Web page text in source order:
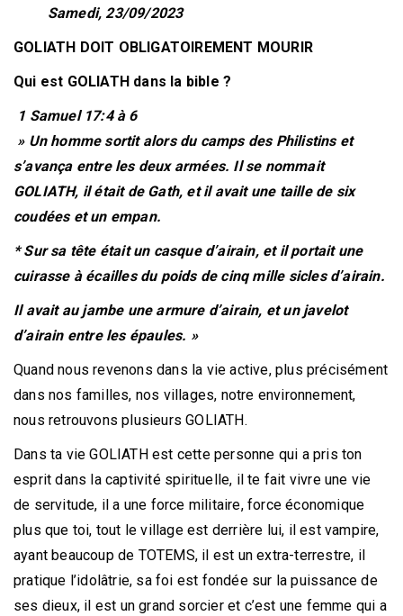
Samedi, 23/09/2023
GOLIATH DOIT OBLIGATOIREMENT MOURIR
Qui est GOLIATH dans la bible ?
1 Samuel 17:4 à 6
» Un homme sortit alors du camps des Philistins et
s’avança entre les deux armées. Il se nommait
GOLIATH, il était de Gath, et il avait une taille de six
coudées et un empan.
* Sur sa tête était un casque d’airain, et il portait une
cuirasse à écailles du poids de cinq mille sicles d’airain.
Il avait au jambe une armure d’airain, et un javelot
d’airain entre les épaules. »
Quand nous revenons dans la vie active, plus précisément
dans nos familles, nos villages, notre environnement,
nous retrouvons plusieurs GOLIATH.
Dans ta vie GOLIATH est cette personne qui a pris ton
esprit dans la captivité spirituelle, il te fait vivre une vie
de servitude, il a une force militaire, force économique
plus que toi, tout le village est derrière lui, il est vampire,
ayant beaucoup de TOTEMS, il est un extra-terrestre, il
pratique l’idolâtrie, sa foi est fondée sur la puissance de
ses dieux, il est un grand sorcier et c’est une femme qui a